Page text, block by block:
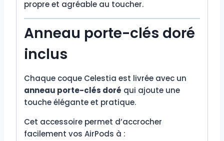
propre et agréable au toucher.
Anneau porte-clés doré
inclus
Chaque coque Celestia est livrée avec un
anneau porte-clés doré qui ajoute une
touche élégante et pratique.
Cet accessoire permet d’accrocher
facilement vos AirPods à :